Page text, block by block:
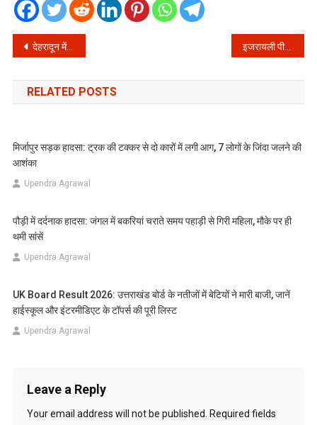
Post
navigation
देहरादून में अवैध खनन पर बड़ी कार्रवाई: प्रकृति को बचाने की नई उम्मीद! इजरायली पीएम का बड़ा दावा: ‘भारत हमारे साथ है’ – क्या बदल रहे हैं वैश्विक समीकरण?
RELATED POSTS
मिर्जापुर सड़क हादसा: ट्रक की टक्कर से दो कारों में लगी आग, 7 लोगों के जिंदा जलने की
आशंका
Upendra Agrawal
पौड़ी में दर्दनाक हादसा: जंगल में बकरियां चराते समय पहाड़ी से गिरी महिला, मौके पर ही
थमी सांसें
Upendra Agrawal
UK Board Result 2026: उत्तराखंड बोर्ड के नतीजों में बेटियों ने मारी बाजी, जानें
हाईस्कूल और इंटरमीडिएट के टॉपर्स की पूरी लिस्ट
Upendra Agrawal
Leave a Reply
Your email address will not be published.
Required fields